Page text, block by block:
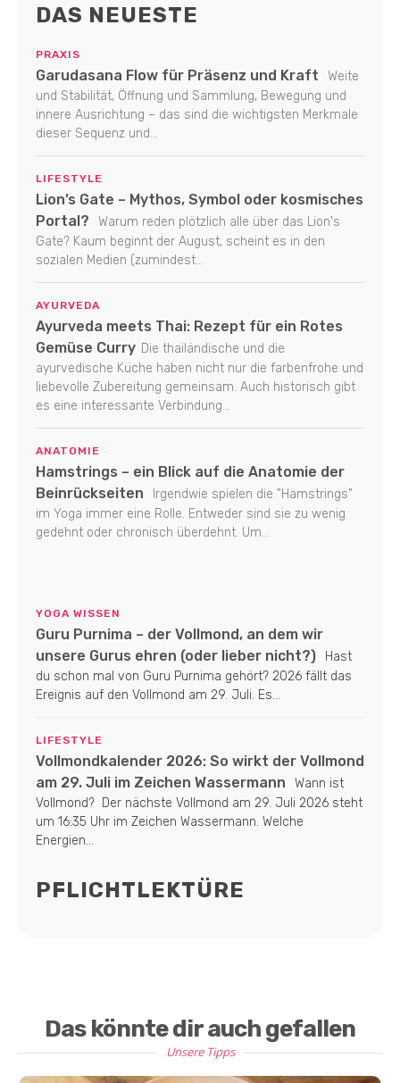
DAS NEUESTE
PRAXIS
Garudasana Flow für Präsenz und Kraft
Weite
und Stabilität, Öffnung und Sammlung, Bewegung und
innere Ausrichtung – das sind die wichtigsten Merkmale
dieser Sequenz und...
LIFESTYLE
Lion’s Gate – Mythos, Symbol oder kosmisches
Portal?
Warum reden plötzlich alle über das Lion's
Gate? Kaum beginnt der August, scheint es in den
sozialen Medien (zumindest...
AYURVEDA
Ayurveda meets Thai: Rezept für ein Rotes
Gemüse Curry Die thailändische und die
ayurvedische Küche haben nicht nur die farbenfrohe und
liebevolle Zubereitung gemeinsam. Auch historisch gibt
es eine interessante Verbindung...
ANATOMIE
Hamstrings – ein Blick auf die Anatomie der
Beinrückseiten
Irgendwie spielen die "Hamstrings"
im Yoga immer eine Rolle. Entweder sind sie zu wenig
gedehnt oder chronisch überdehnt. Um...
YOGA WISSEN
Guru Purnima – der Vollmond, an dem wir
unsere Gurus ehren (oder lieber nicht?)
Hast
du schon mal von Guru Purnima gehört? 2026 fällt das
Ereignis auf den Vollmond am 29. Juli. Es...
LIFESTYLE
Vollmondkalender 2026: So wirkt der Vollmond
am 29. Juli im Zeichen Wassermann
Wann ist
Vollmond? Der nächste Vollmond am 29. Juli 2026 steht
um 16:35 Uhr im Zeichen Wassermann. Welche
Energien...
PFLICHTLEKTÜRE
Das könnte dir auch gefallen
Unsere Tipps